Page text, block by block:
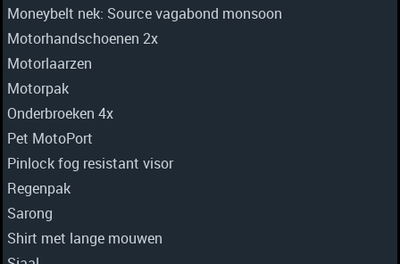
Moneybelt nek: Source vagabond monsoon
Motorhandschoenen 2x
Motorlaarzen
Motorpak
Onderbroeken 4x
Pet MotoPort
Pinlock fog resistant visor
Regenpak
Sarong
Shirt met lange mouwen